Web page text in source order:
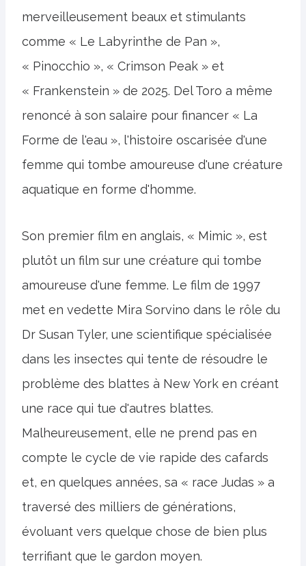
merveilleusement beaux et stimulants
comme « Le Labyrinthe de Pan »,
« Pinocchio », « Crimson Peak » et
« Frankenstein » de 2025. Del Toro a même
renoncé à son salaire pour financer « La
Forme de l'eau », l'histoire oscarisée d'une
femme qui tombe amoureuse d'une créature
aquatique en forme d'homme.
Son premier film en anglais, « Mimic », est
plutôt un film sur une créature qui tombe
amoureuse d'une femme. Le film de 1997
met en vedette Mira Sorvino dans le rôle du
Dr Susan Tyler, une scientifique spécialisée
dans les insectes qui tente de résoudre le
problème des blattes à New York en créant
une race qui tue d'autres blattes.
Malheureusement, elle ne prend pas en
compte le cycle de vie rapide des cafards
et, en quelques années, sa « race Judas » a
traversé des milliers de générations,
évoluant vers quelque chose de bien plus
terrifiant que le gardon moyen.